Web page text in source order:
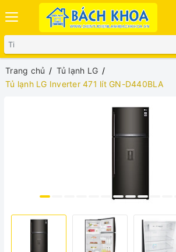
Trang chủ
Tủ lạnh LG
Tủ lạnh LG Inverter 471 lít GN-D440BLA